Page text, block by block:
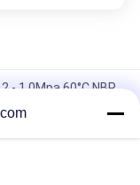
- 1.0Mpa 60°C NBR
ডিসি 29W পালস ভালভ